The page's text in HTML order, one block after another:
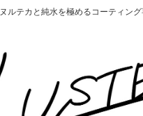
ヌルテカと純水を極めるコーティン